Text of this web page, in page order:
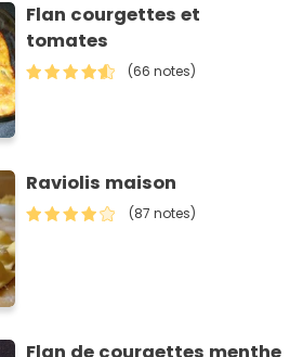
Flan courgettes et
tomates
(66 notes)
Raviolis maison
(87 notes)
Flan de courgettes menthe